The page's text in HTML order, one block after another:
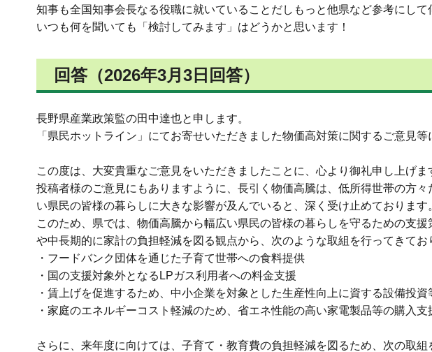
知事も全国知事会長なる役職に就いていることだしもっと他県など参考にして
いつも何を聞いても「検討してみます」はどうかと思います！
回答（2026年3月3日回答）
長野県産業政策監の田中達也と申します。
「県民ホットライン」にてお寄せいただきました物価高対策に関するご意見等
この度は、大変貴重なご意見をいただきましたことに、心より御礼申し上げま
投稿者様のご意見にもありますように、長引く物価高騰は、低所得世帯の方
い県民の皆様の暮らしに大きな影響が及んでいると、深く受け止めております
このため、県では、物価高騰から幅広い県民の皆様の暮らしを守るための支
や中長期的に家計の負担軽減を図る観点から、次のような取組を行ってきてお
・フードバンク団体を通じた子育て世帯への食料提供
・国の支援対象外となるLPガス利用者への料金支援
・賃上げを促進するため、中小企業を対象とした生産性向上に資する設備投資
・家庭のエネルギーコスト軽減のため、省エネ性能の高い家電製品等の購入支
さらに、来年度に向けては、子育て・教育費の負担軽減を図るため、次の取